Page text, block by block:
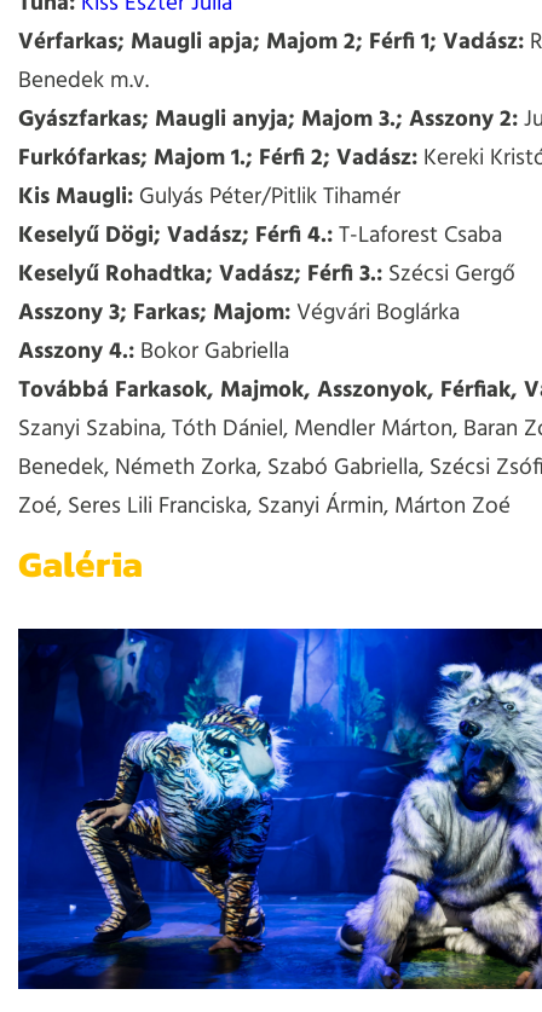
Vérfarkas; Maugli apja; Majom 2; Férfi 1; Vadász:
Benedek m.v.
Gyászfarkas; Maugli anyja; Majom 3.; Asszony 2:
Furkófarkas; Majom 1.; Férfi 2; Vadász:Kereki
Kis Maugli:Gulyás Péter/Pitlik Tihamér
Keselyű Dögi; Vadász; Férfi 4.:T-Laforest Csaba
Keselyű Rohadtka; Vadász; Férfi 3.:Szécsi Gergő
Asszony 3; Farkas; Majom:Végvári Boglárka
Asszony 4.:Bokor Gabriella
Továbbá Farkasok, Majmok, Asszonyok, Férfiak,
Szanyi Szabina, Tóth Dániel, Mendler Márton, Baran
Benedek, Németh Zorka, Szabó Gabriella, Szécsi
Zoé, Seres Lili Franciska, Szanyi Ármin, Márton Zoé
Galéria